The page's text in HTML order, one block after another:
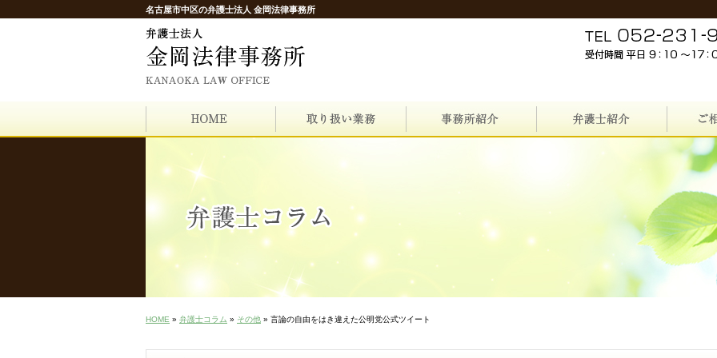
名古屋市中区の弁護士法人 金岡法律事務所
HOME » 弁護士コラム » その他 » 言論の自由をはき違えた公明党公式ツイート